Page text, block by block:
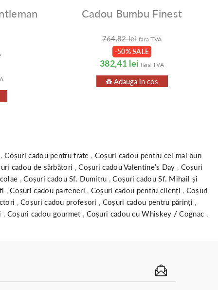
Cadou Bumbu Finest
764,82 lei fara TVA
-50% SALE
382,41 lei fara TVA
Adauga in cos
,Coșuri cadou pentru frate , Coșuri cadou pentru cel mai bun
cadou de sărbători ,Coșuri cadou Valentine’s Day , Coșuri
,Coșuri cadou Sf. Dumitru ,Coșuri cadou Sf. Mihail și
,Coșuri cadou parteneri , Coșuri cadou pentru clienți , Coșuri
,Coșuri cadou profesori , Coșuri cadou pentru părinți ,
, Coșuri cadou gourmet , Coșuri cadou cu Whiskey / Cognac ,